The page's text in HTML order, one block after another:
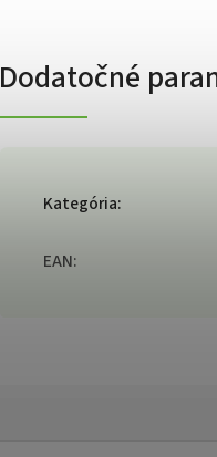
Dodatočné
Kategória:
EAN: